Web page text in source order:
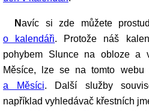
Navíc si zde můžete
o kalendáři. Protože náš
pohybem Slunce na obloze a
Měsíce, lze se na tomto webu
a Měsíci. Další služby
například vyhledávač křestních